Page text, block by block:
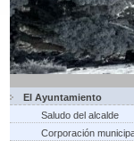
El Ayuntamiento
Saludo del alcalde
Corporación